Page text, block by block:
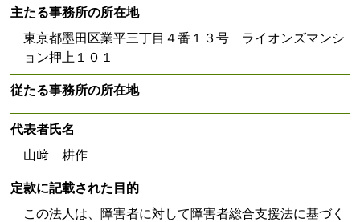
主たる事務所の所在地
東京都墨田区業平三丁目４番１３号 ライオンズマンシ
ョン押上１０１
従たる事務所の所在地
代表者氏名
山﨑 耕作
定款に記載された目的
この法人は、障害者に対して障害者総合支援法に基づく